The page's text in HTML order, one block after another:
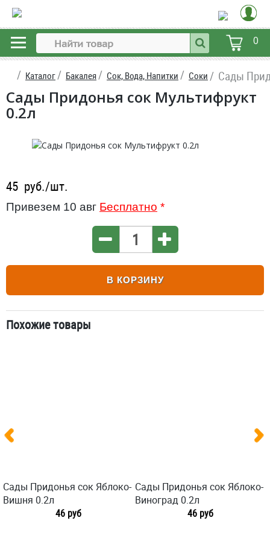
0
Каталог Бакалея Сок, Вода, Напитки Соки Сады
Сады Придонья сок Мультифрукт
0.2л
45 руб./шт.
Привезем 10 авг Бесплатно *
В КОРЗИНУ
Похожие товары
Сады Придонья сок Яблоко-
Вишня 0.2л
46 руб
Сады Придонья сок Яблоко-
Виноград 0.2л
46 руб